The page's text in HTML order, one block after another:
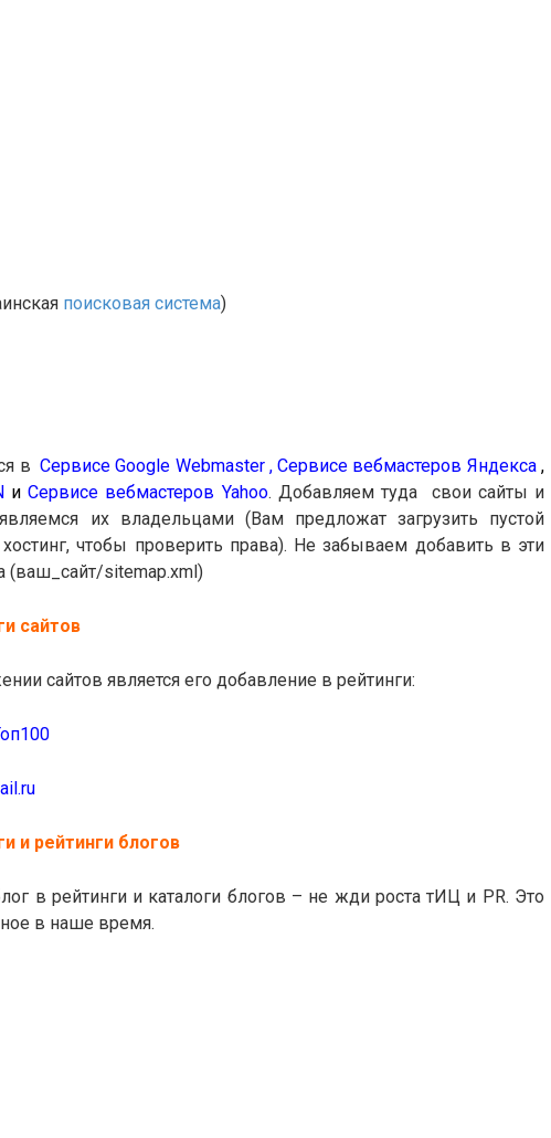
поисковая система)
вСервисе Google Webmaster,Сервисе вебмастеров Яндекса ,
и Сервисе вебмастеров Yahoo. Добавляем туда свои сайты и
их владельцами (Вам предложат загрузить пустой
чтобы проверить права). Не забываем добавить в эти
(ваш_сайт/sitemap.xml)
сайтов
сайтов является его добавление в рейтинги:
100
и рейтинги блогов
в рейтинги и каталоги блогов – не жди роста тИЦ и PR. Это
в наше время.